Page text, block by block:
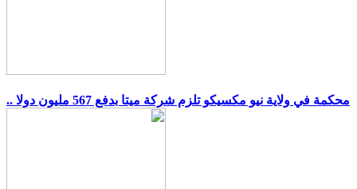
.. محكمة في ولاية نيو مكسيكو تلزم شركة ميتا بدفع 567 مليون دولا